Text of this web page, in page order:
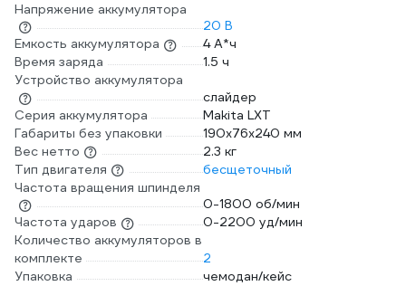
Напряжение аккумулятора
20 В
Емкость аккумулятора
4 А*ч
Время заряда
1.5 ч
Устройство аккумулятора
слайдер
Серия аккумулятора
Makita LXT
Габариты без упаковки
190х76х240 мм
Вес нетто
2.3 кг
Тип двигателя
бесщеточный
Частота вращения шпинделя
0-1800 об/мин
Частота ударов
0-2200 уд/мин
Количество аккумуляторов в
комплекте
2
Упаковка
чемодан/кейс